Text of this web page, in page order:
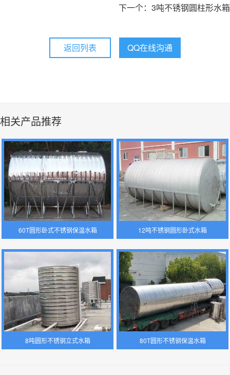
下一个：3吨不锈钢圆柱形水箱
返回列表 QQ在线沟通
相关产品推荐
60T圆形卧式不锈钢保温水箱 12吨不锈钢圆形卧式水箱
8吨圆形不锈钢立式水箱 80T圆形不锈钢保温水箱